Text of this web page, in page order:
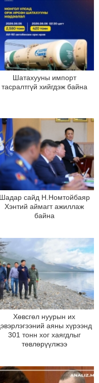
Шатахууны импорт
тасралтгүй хийгдэж байна
Шадар сайд Н.Номтойбаяр
Хэнтий аймагт ажиллаж
байна
Хөвсгөл нуурын их
аяны хүрээнд
301 тонн хог хаягдлыг
төвлөрүүлжээ